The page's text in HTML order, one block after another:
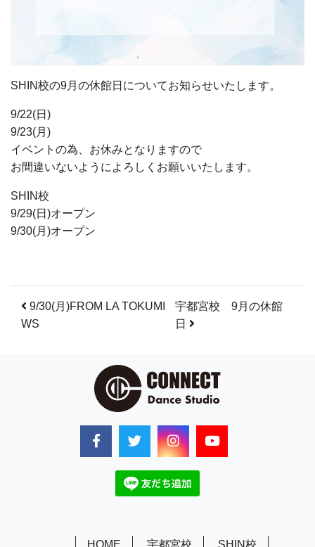
SHIN校の9月の休館日についてお知らせいたします。
9/22(日)
9/23(月)
イベントの為、お休みとなりますので
お間違いないようによろしくお願いいたします。
SHIN校
9/29(日)オープン
9/30(月)オープン
投稿ナビゲーション
9/30(月)FROM LA TOKUMI
WS
宇都宮校 9月の休館
日